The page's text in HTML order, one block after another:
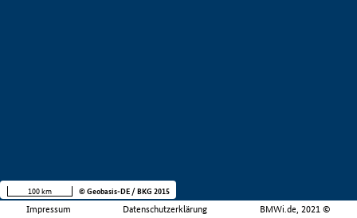
Impressum Datenschutzerklärung BMWi.de, 2021 ©
100 km © Geobasis-DE / BKG 2015